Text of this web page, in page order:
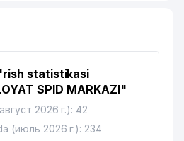
statistikasi
SPID MARKAZI"
2026 г.): 42
(июль 2026 г.): 234